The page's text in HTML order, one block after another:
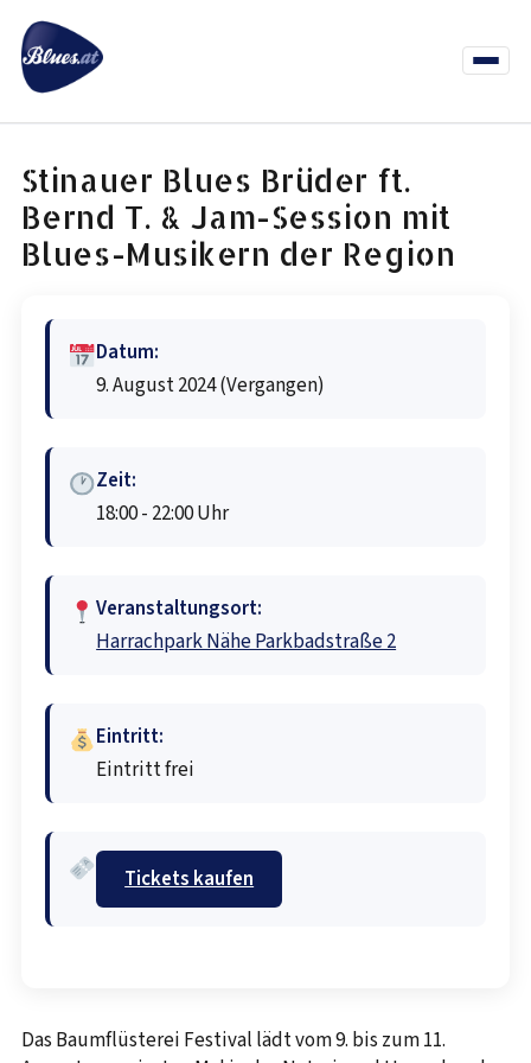
Inhalt
springen
Menü
Stinauer Blues Brüder ft.
Bernd T. & Jam-Session mit
Blues-Musikern der Region
Datum:
9. August 2024(Vergangen)
Zeit:
18:00 - 22:00 Uhr
Veranstaltungsort:
Harrachpark Nähe Parkbadstraße 2
Eintritt:
Eintritt frei
Tickets kaufen
Das Baumflüsterei Festival lädt vom 9. bis zum 11.